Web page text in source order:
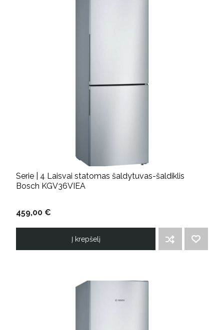
Serie | 4 Laisvai statomas šaldytuvas-šaldiklis
Bosch KGV36VIEA
459,00 €
Į krepšelį